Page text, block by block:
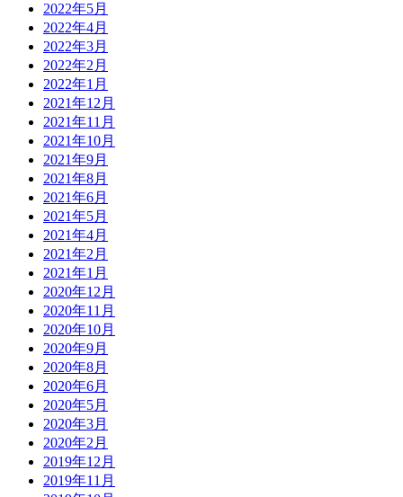
2022年5月
2022年4月
2022年3月
2022年2月
2022年1月
2021年12月
2021年11月
2021年10月
2021年9月
2021年8月
2021年6月
2021年5月
2021年4月
2021年2月
2021年1月
2020年12月
2020年11月
2020年10月
2020年9月
2020年8月
2020年6月
2020年5月
2020年3月
2020年2月
2019年12月
2019年11月